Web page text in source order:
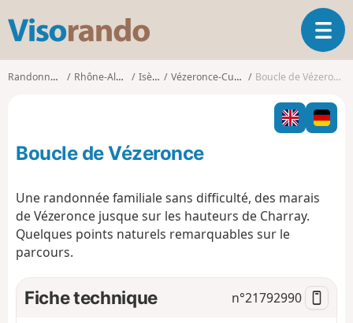
s
o
o
O
u
i
r
l
i
o
Randonnées Rhône-Alpes Isère Vézeronce-Curtin Boucle de Vézeronce
Boucle de Vézeronce
Une randonnée familiale sans difficulté, des marais
de Vézeronce jusque sur les hauteurs de Charray.
Quelques points naturels remarquables sur le
parcours.
Fiche technique n°21792990